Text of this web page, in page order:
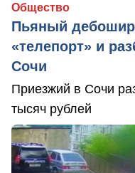
Общество
Пьяный
«телепорт» и
Сочи
Приезжий в Сочи
тысяч рублей